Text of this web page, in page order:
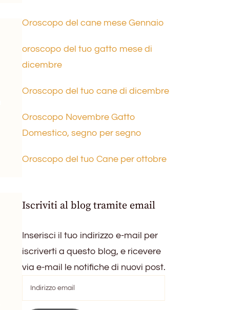
Oroscopo del cane mese Gennaio
oroscopo del tuo gatto mese di
dicembre
Oroscopo del tuo cane di dicembre
Oroscopo Novembre Gatto
Domestico, segno per segno
Oroscopo del tuo Cane per ottobre
Iscriviti al blog tramite email
Inserisci il tuo indirizzo e-mail per
iscriverti a questo blog, e ricevere
via e-mail le notifiche di nuovi post.
email